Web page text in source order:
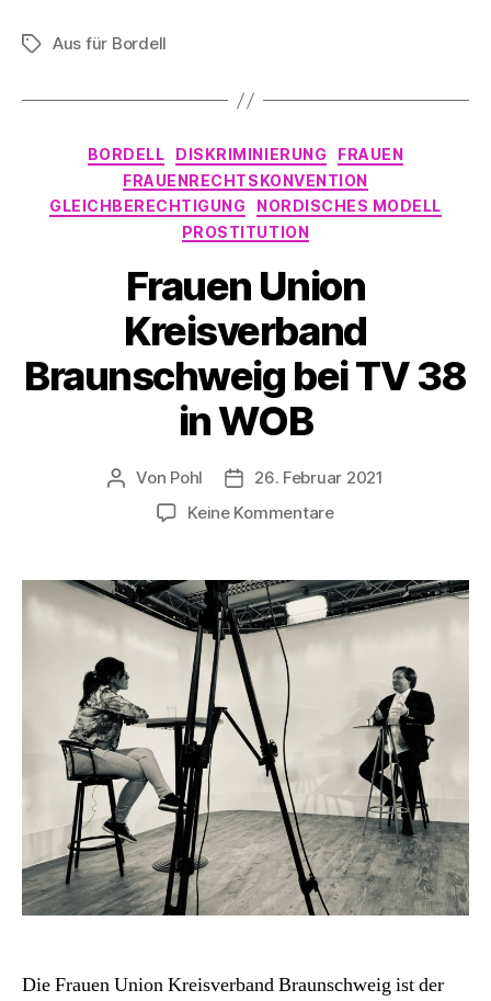
Schlagwörter
Aus für Bordell
Kategorien
BORDELL DISKRIMINIERUNG
FRAUEN
FRAUENRECHTSKONVENTION
GLEICHBERECHTIGUNG
NORDISCHES MODELL
PROSTITUTION
Frauen Union
Kreisverband
Braunschweig bei TV 38
in WOB
Beitragsautor
Von Pohl Beitragsdatum
26. Februar 2021
Keine Kommentarezu
Kreisverband
Braunschweig
WOB
Die Frauen Union Kreisverband Braunschweig ist der